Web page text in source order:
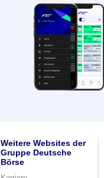
Weitere Websites der
Gruppe Deutsche
Börse